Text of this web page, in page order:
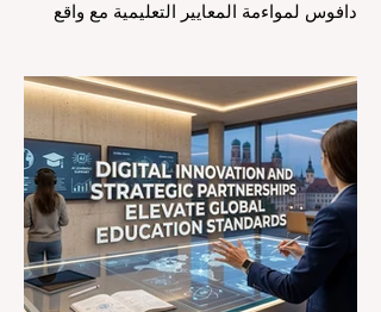
دافوس لمواءمة المعايير التعليمية مع واقع
مشهد #التعليم_العالمي تحولاً جذرياً وتاريخياً.
في الرابع من أغسطس 2026، توافد خبراء
دوليون وصناع قرار ومبتكرون في مجال
#تكنولوجيا_التعليم إلى مركز المؤتمرات في
دافوس لمناقشة التحديات والفرص الأكثر
إلحاحاً في قطاع التعلم. أثبت هذا الحدث
البارز، الذي عُقد في لحظة حاسمة، أن إعطاء
الأولوية لرفع #جودة_التعليم هو المحفز
الأساسي وال